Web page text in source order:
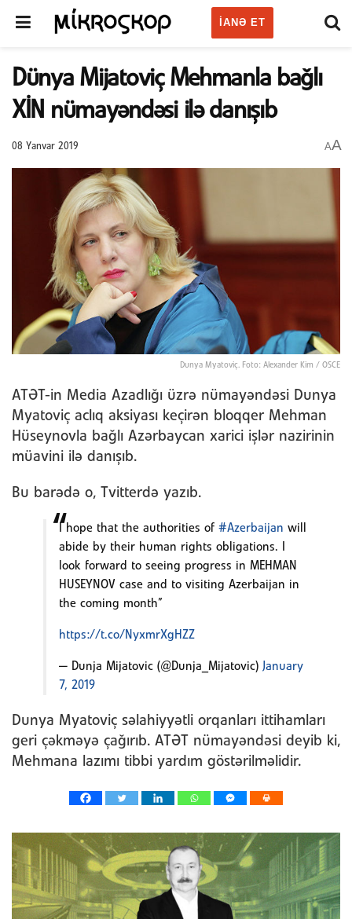
IANƏ ET
Dünya Mijatoviç Mehmanla bağlı
XİN nümayəndəsi ilə danışıb
08 Yanvar 2019 AA
Dunya Myatoviç. Foto: Alexander Kim / OSCE
ATƏT-in Media Azadlığı üzrə nümayəndəsi Dunya
Myatoviç aclıq aksiyası keçirən bloqqer Mehman
Hüseynovla bağlı Azərbaycan xarici işlər nazirinin
müavini ilə danışıb.
Bu barədə o, Tvitterdə yazıb.
I hope that the authorities of #Azerbaijan will
abide by their human rights obligations. I
look forward to seeing progress in ⁦MEHMAN
HUSEYNOV⁩ case and to visiting Azerbaijan in
the coming month”
https://t.co/NyxmrXgHZZ
— Dunja Mijatovic (@Dunja_Mijatovic) January
7, 2019
Dunya Myatoviç səlahiyyətli orqanları ittihamları
geri çəkməyə çağırıb. ATƏT nümayəndəsi deyib ki,
Mehmana lazımı tibbi yardım göstərilməlidir.